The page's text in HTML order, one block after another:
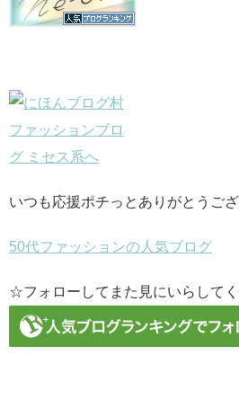
いつも応援ポチっとありがとうござ
50代ファッションの人気ブログ
☆フォローしてまた見にいらしてく